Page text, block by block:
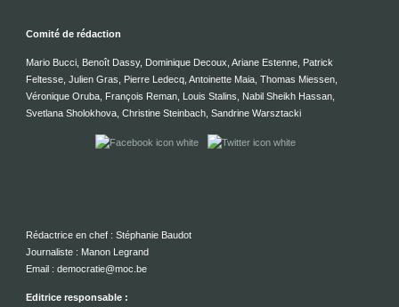
Comité de rédaction
Mario Bucci, Benoît Dassy, Dominique Decoux, Ariane Estenne, Patrick
Feltesse, Julien Gras, Pierre Ledecq, Antoinette Maia, Thomas Miessen,
Véronique Oruba, François Reman, Louis Stalins, Nabil Sheikh Hassan,
Svetlana Sholokhova, Christine Steinbach, Sandrine Warsztacki
Rédactrice en chef : Stéphanie Baudot
Journaliste : Manon Legrand
Email : democratie@moc.be
Editrice responsable :